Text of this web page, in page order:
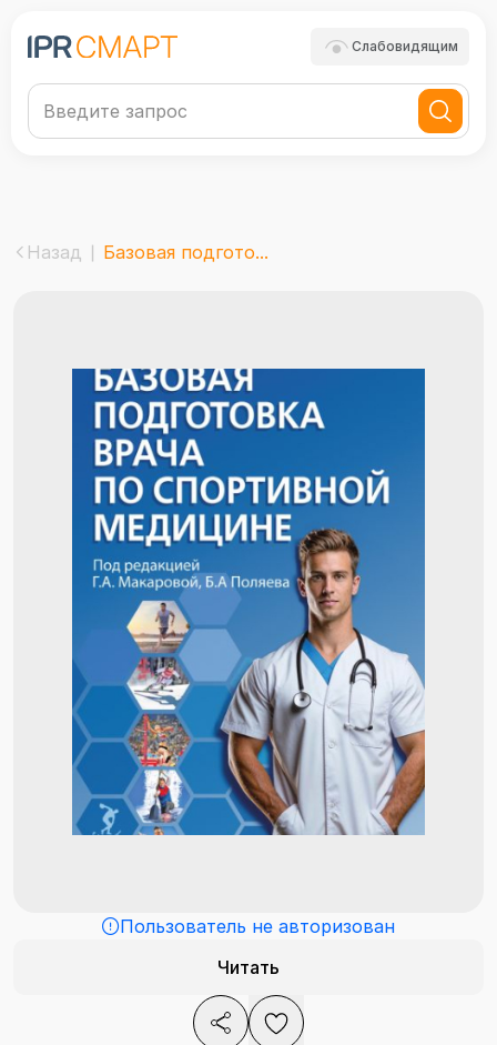
Слабовидящим
Назад Базовая подгото...
Пользователь не авторизован
Читать